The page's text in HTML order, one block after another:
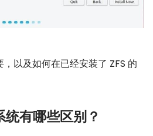
以及如何在已经安装了 ZFS 的
统有哪些区别？